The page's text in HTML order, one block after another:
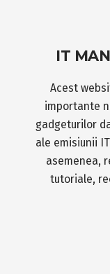
IT
Acest
importante
gadgeturilor
ale emisiunii
asemenea,
tutoriale,